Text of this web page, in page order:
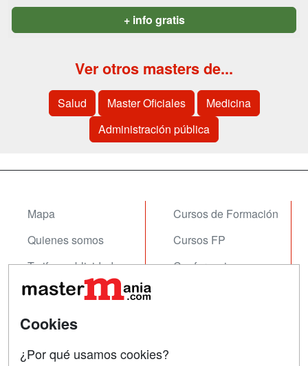
+ info gratis
Ver otros masters de...
Salud Master Oficiales
Medicina
Administración pública
Mapa
Quienes somos
Tarifas publicidad
Acceso Usuarios
Acceso Centros
Cursos de Formación
Cursos FP
Conferencias
Cookies
¿Por qué usamos cookies?